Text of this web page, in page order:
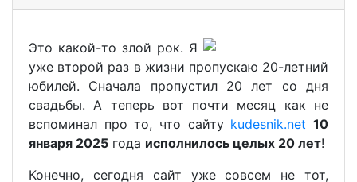
Это какой-то злой рок. Я
уже второй раз в жизни пропускаю 20-летний
юбилей. Сначала пропустил 20 лет со дня
свадьбы. А теперь вот почти месяц как не
вспоминал про то, что сайту kudesnik.net 10
января 2025 года исполнилось целых 20 лет!
Конечно, сегодня сайт уже совсем не тот,